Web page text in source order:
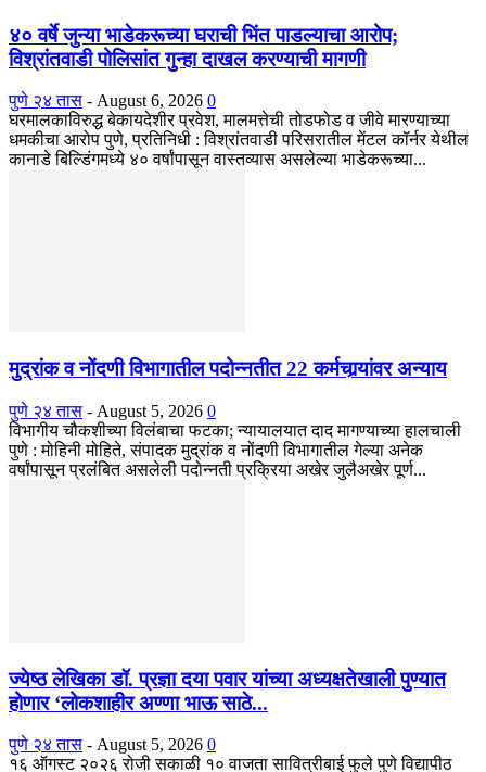
४० वर्षे जुन्या भाडेकरूच्या घराची भिंत पाडल्याचा आरोप;
विश्रांतवाडी पोलिसांत गुन्हा दाखल करण्याची मागणी
पुणे २४ तास - August 6, 2026 0
घरमालकाविरुद्ध बेकायदेशीर प्रवेश, मालमत्तेची तोडफोड व जीवे मारण्याच्या
धमकीचा आरोप पुणे, प्रतिनिधी : विश्रांतवाडी परिसरातील मेंटल कॉर्नर येथील
कानाडे बिल्डिंगमध्ये ४० वर्षांपासून वास्तव्यास असलेल्या भाडेकरूच्या...
मुद्रांक व नोंदणी विभागातील पदोन्नतीत 22 कर्मचार्‍यांवर अन्याय
पुणे २४ तास - August 5, 2026 0
विभागीय चौकशीच्या विलंबाचा फटका; न्यायालयात दाद मागण्याच्या हालचाली
पुणे : मोहिनी मोहिते, संपादक मुद्रांक व नोंदणी विभागातील गेल्या अनेक
वर्षांपासून प्रलंबित असलेली पदोन्नती प्रक्रिया अखेर जुलैअखेर पूर्ण...
ज्येष्ठ लेखिका डॉ. प्रज्ञा दया पवार यांच्या अध्यक्षतेखाली पुण्यात
होणार ‘लोकशाहीर अण्णा भाऊ साठे...
पुणे २४ तास - August 5, 2026 0
१६ ऑगस्ट २०२६ रोजी सकाळी १० वाजता सावित्रीबाई फुले पुणे विद्यापीठ